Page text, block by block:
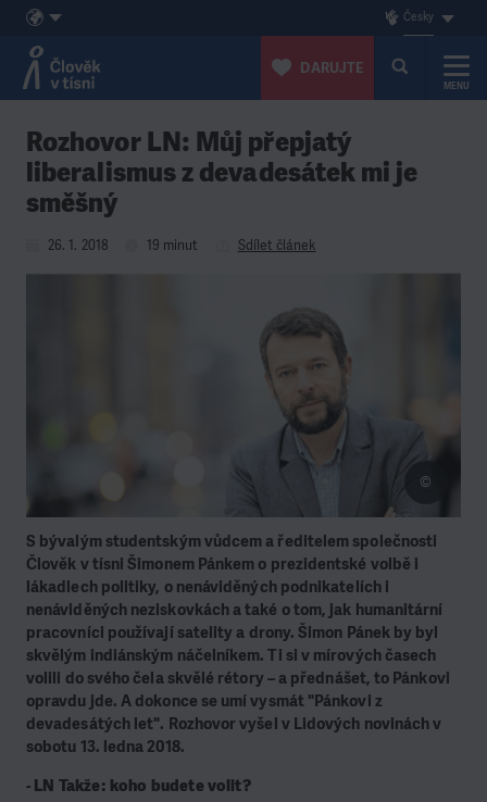
Česky
DARUJTE
MENU
Rozhovor LN: Můj přepjatý
liberalismus z devadesátek mi je
směšný
26. 1. 2018 19 minut Sdílet článek
S bývalým studentským vůdcem a ředitelem společnosti
Člověk v tísni Šimonem Pánkem o prezidentské volbě i
lákadlech politiky, o nenáviděných podnikatelích i
nenáviděných neziskovkách a také o tom, jak humanitární
pracovníci používají satelity a drony. Šimon Pánek by byl
skvělým indiánským náčelníkem. Ti si v mírových časech
volili do svého čela skvělé rétory – a přednášet, to Pánkovi
opravdu jde. A dokonce se umí vysmát "Pánkovi z
devadesátých let". Rozhovor vyšel v Lidových novinách v
sobotu 13. ledna 2018.
©
- LN Takže: koho budete volit?